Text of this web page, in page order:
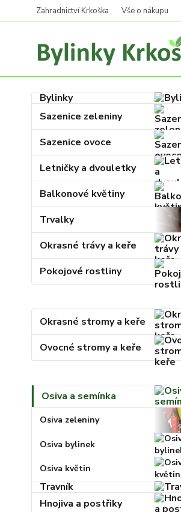
Zahradnictví Krkoška Vše o nákupu
Bylinky
Sazenice zeleniny
Sazenice ovoce
Letničky a dvouletky
Balkonové květiny
Trvalky
Okrasné trávy a keře
Pokojové rostliny
Okrasné stromy a keře
Ovocné stromy a keře
Osiva a semínka
Osiva zeleniny
Osiva bylinek
Osiva květin
Travník
Hnojiva a postřiky